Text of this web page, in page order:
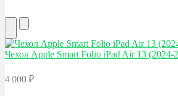
Чехол Apple Smart Folio iPad Air 13 (2024-
4 000 ₽